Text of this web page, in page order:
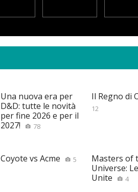
Una nuova era per
D&D: tutte le novità
per fine 2026 e per il
2027!
78
Il Regno di
12
Coyote vs Acme 5
Masters of
Universe:
Unite
4